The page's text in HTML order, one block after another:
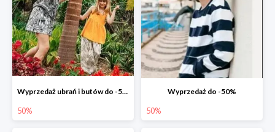
Wyprzedaż ubrań i butów do -50%
50%
Wyprzedaż do -50%
50%